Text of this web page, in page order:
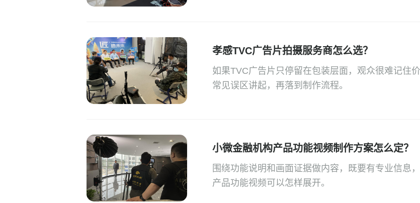
孝感TVC广告片拍摄服务商怎么选？
如果TVC广告片只停留在包装层面，观众很难记住
常见误区讲起，再落到制作流程。
小微金融机构产品功能视频制作方案怎么定？
围绕功能说明和画面证据做内容，既要有专业信息
产品功能视频可以怎样展开。